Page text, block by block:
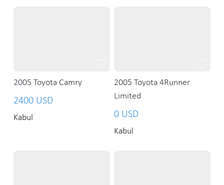
2005 Toyota Camry
2400 USD
Kabul
2005 Toyota 4Runner
Limited
0 USD
Kabul